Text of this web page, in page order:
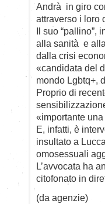
Andrà in giro
attraverso i loro
Il suo “pallino”,
alla sanità e
dalla crisi
«candidata del
mondo Lgbtq+,
Proprio di
«importante
E, infatti, è
insultato a
omosessuali
L’avvocata ha
citofonato in
(da agenzie)